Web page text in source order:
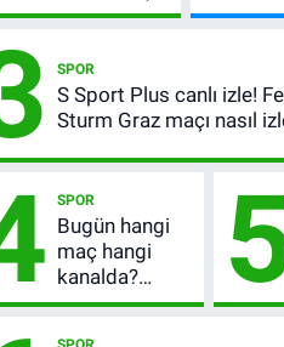
Sturm Graz
şifresiz
canlı yayın
bilgileri
SPOR
S Sport Plus canlı izle!
Sturm Graz maçı nasıl
SPOR
Bugün hangi
maç hangi
kanalda?
Fenerbahçe’nin